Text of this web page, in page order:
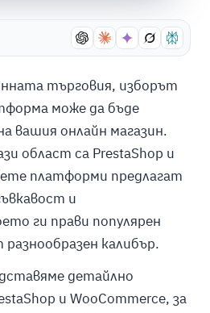
търговия, изборът
може да бъде
вашия онлайн магазин.
област са PrestaShop и
платформи предлагат
и
ги прави популярен
разнообразен калибър.
детайлно
и WooCommerce, за